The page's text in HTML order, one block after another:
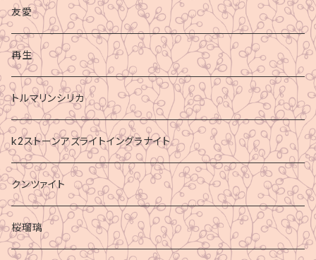
友愛
再生
トルマリンシリカ
k2ストーンアズライトイングラナイト
クンツァイト
桜瑠璃